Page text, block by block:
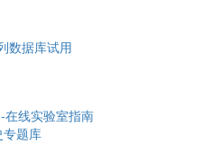
数据库试用
线实验室指南
专题库